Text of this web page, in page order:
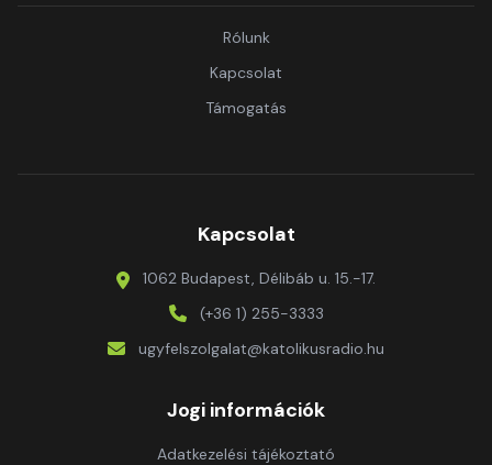
Rólunk
Kapcsolat
Támogatás
Kapcsolat
1062 Budapest, Délibáb u. 15.-17.
(+36 1) 255-3333
ugyfelszolgalat@katolikusradio.hu
Jogi információk
Adatkezelési tájékoztató